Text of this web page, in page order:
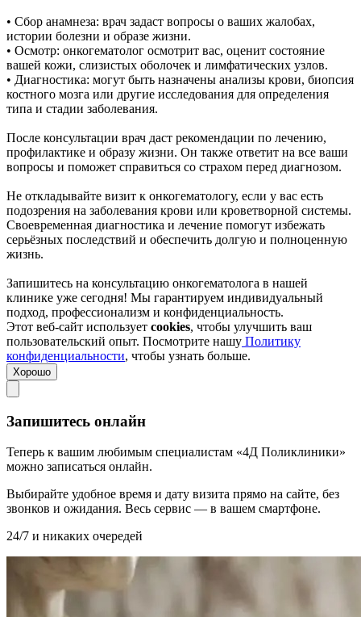
• Сбор анамнеза: врач задаст вопросы о ваших жалобах,
истории болезни и образе жизни.
• Осмотр: онкогематолог осмотрит вас, оценит состояние
вашей кожи, слизистых оболочек и лимфатических узлов.
• Диагностика: могут быть назначены анализы крови, биопсия
костного мозга или другие исследования для определения
типа и стадии заболевания.
После консультации врач даст рекомендации по лечению,
профилактике и образу жизни. Он также ответит на все ваши
вопросы и поможет справиться со страхом перед диагнозом.
Не откладывайте визит к онкогематологу, если у вас есть
подозрения на заболевания крови или кроветворной системы.
Своевременная диагностика и лечение помогут избежать
серьёзных последствий и обеспечить долгую и полноценную
жизнь.
Запишитесь на консультацию онкогематолога в нашей
клинике уже сегодня! Мы гарантируем индивидуальный
подход, профессионализм и конфиденциальность.
Этот веб-сайт использует cookies, чтобы улучшить ваш
пользовательский опыт. Посмотрите нашу Политику
конфиденциальности, чтобы узнать больше.
Хорошо
Запишитесь онлайн
Теперь к вашим любимым специалистам «4Д Поликлиники»
можно записаться онлайн.
Выбирайте удобное время и дату визита прямо на сайте, без
звонков и ожидания. Весь сервис — в вашем смартфоне.
24/7 и никаких очередей